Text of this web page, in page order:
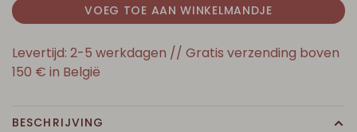
VOEG TOE AAN WINKELMANDJE
Levertijd: 2-5 werkdagen // Gratis verzending boven
150 € in België
BESCHRIJVING